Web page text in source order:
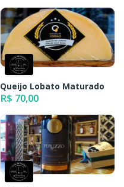
Queijo Lobato Maturado
R$ 70,00